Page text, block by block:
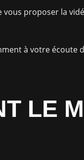
proposer la
à votre écoute
LE